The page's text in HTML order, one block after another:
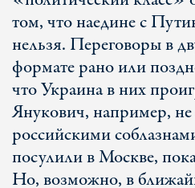
том, что наедине с
нельзя. Переговоры в
формате рано или
что Украина в них
Янукович, например, не
российскими
посулили в Москве,
Но, возможно, в